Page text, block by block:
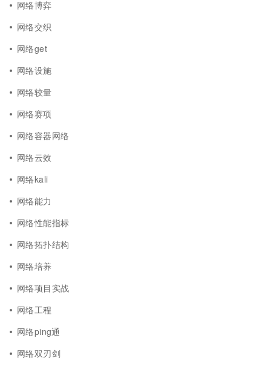
网络博弈
网络交织
网络get
网络设施
网络较量
网络赛项
网络容器网络
网络云效
网络kali
网络能力
网络性能指标
网络拓扑结构
网络培养
网络项目实战
网络工程
网络ping通
网络双刃剑